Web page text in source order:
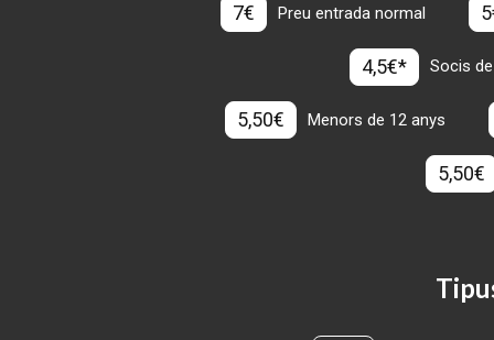
7€ Preu entrada normal
4,5€* Socis
5,50€ Menors de 12 anys
5,50€